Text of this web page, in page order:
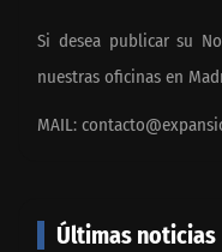
Si desea publicar su
nuestras oficinas en
MAIL:
Últimas noticias